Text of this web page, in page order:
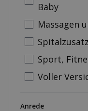
Baby
Massagen
Sport,
Voller
Anrede